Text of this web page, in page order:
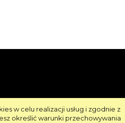
w celu realizacji usług i zgodnie z
określić warunki przechowywania